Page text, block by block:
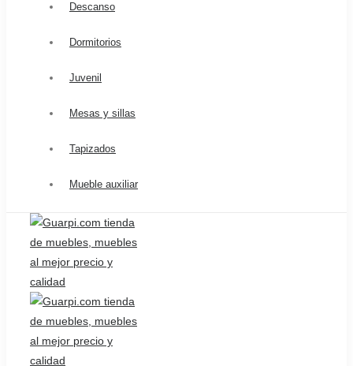
Descanso
Dormitorios
Juvenil
Mesas y sillas
Tapizados
Mueble auxiliar